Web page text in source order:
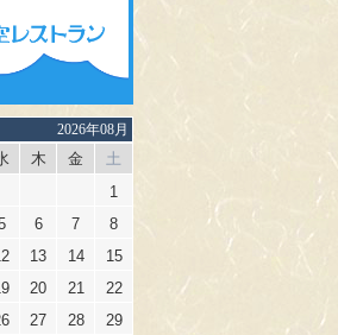
2026年08月
木 金
土
1
6 7
8
13 14
15
20 21
22
27 28
29